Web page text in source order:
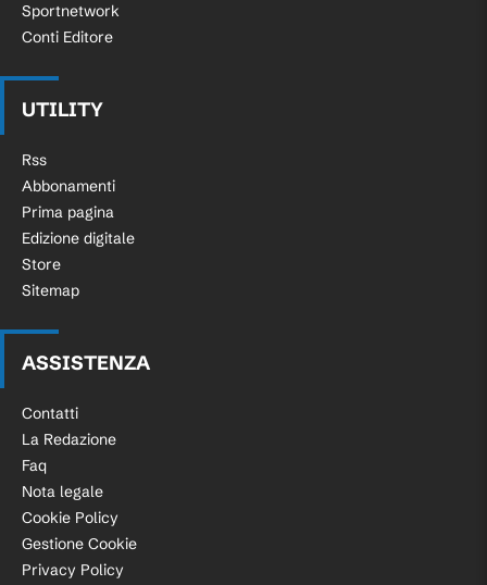
Sportnetwork
Conti Editore
UTILITY
Rss
Abbonamenti
Prima pagina
Edizione digitale
Store
Sitemap
ASSISTENZA
Contatti
La Redazione
Faq
Nota legale
Cookie Policy
Gestione Cookie
Privacy Policy